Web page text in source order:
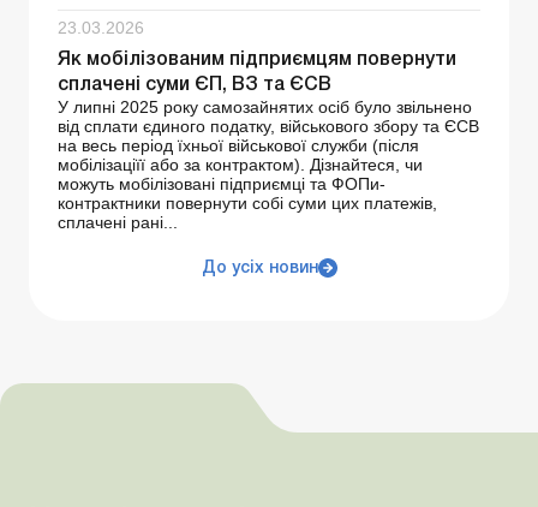
23.03.2026
Як мобілізованим підприємцям повернути
сплачені суми ЄП, ВЗ та ЄСВ
У липні 2025 року самозайнятих осіб було звільнено
від сплати єдиного податку, військового збору та ЄСВ
на весь період їхньої військової служби (після
мобілізаціїї або за контрактом). Дізнайтеся, чи
можуть мобілізовані підприємці та ФОПи-
контрактники повернути собі суми цих платежів,
сплачені рані...
До усіх новин